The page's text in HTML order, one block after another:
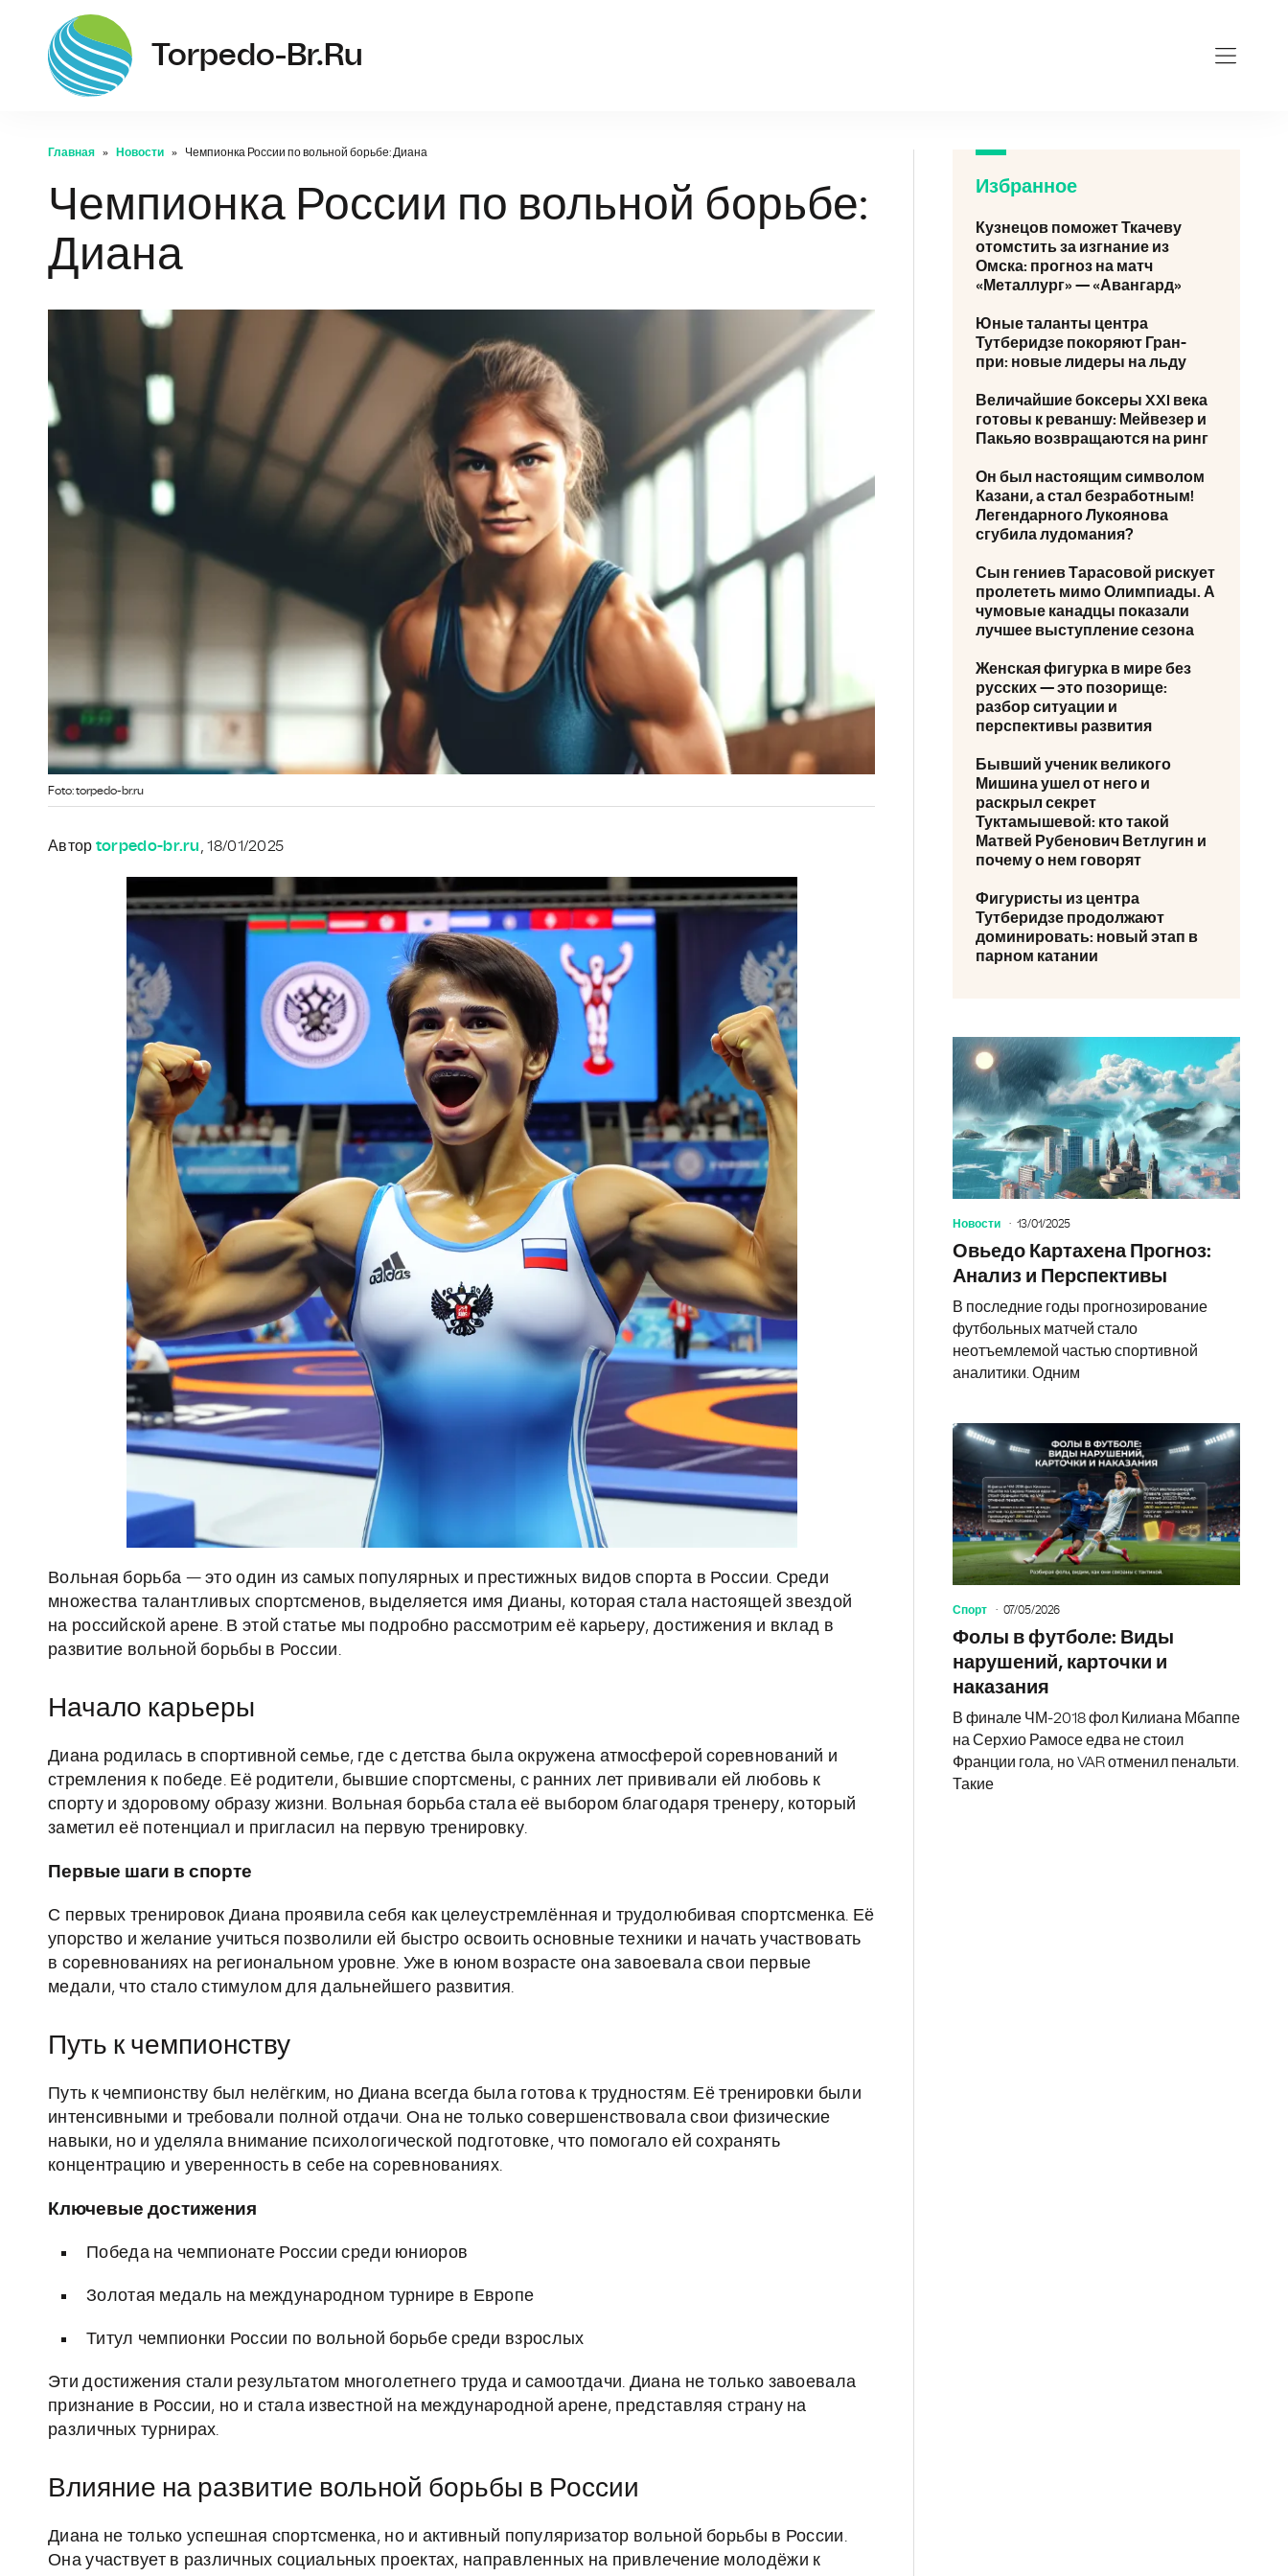
Torpedo-Br.ru
Главная Новости Чемпионка России по вольной борьбе: Диана
Чемпионка России по вольной борьбе:
Диана
Foto: torpedo-br.ru
Автор torpedo-br.ru, 18/01/2025
Вольная борьба — это один из самых популярных и престижных видов спорта в России. Среди
множества талантливых спортсменов, выделяется имя Дианы, которая стала настоящей звездой
на российской арене. В этой статье мы подробно рассмотрим её карьеру, достижения и вклад в
развитие вольной борьбы в России.
Начало карьеры
Диана родилась в спортивной семье, где с детства была окружена атмосферой соревнований и
стремления к победе. Её родители, бывшие спортсмены, с ранних лет прививали ей любовь к
спорту и здоровому образу жизни. Вольная борьба стала её выбором благодаря тренеру, который
заметил её потенциал и пригласил на первую тренировку.
Первые шаги в спорте
С первых тренировок Диана проявила себя как целеустремлённая и трудолюбивая спортсменка. Её
упорство и желание учиться позволили ей быстро освоить основные техники и начать участвовать
в соревнованиях на региональном уровне. Уже в юном возрасте она завоевала свои первые
медали, что стало стимулом для дальнейшего развития.
Путь к чемпионству
Путь к чемпионству был нелёгким, но Диана всегда была готова к трудностям. Её тренировки были
интенсивными и требовали полной отдачи. Она не только совершенствовала свои физические
навыки, но и уделяла внимание психологической подготовке, что помогало ей сохранять
концентрацию и уверенность в себе на соревнованиях.
Ключевые достижения
Победа на чемпионате России среди юниоров
Золотая медаль на международном турнире в Европе
Титул чемпионки России по вольной борьбе среди взрослых
Эти достижения стали результатом многолетнего труда и самоотдачи. Диана не только завоевала
признание в России, но и стала известной на международной арене, представляя страну на
различных турнирах.
Влияние на развитие вольной борьбы в России
Диана не только успешная спортсменка, но и активный популяризатор вольной борьбы в России.
Она участвует в различных социальных проектах, направленных на привлечение молодёжи к
Избранное
Кузнецов поможет Ткачеву
отомстить за изгнание из
Омска: прогноз на матч
«Металлург» — «Авангард»
Юные таланты центра
Тутберидзе покоряют Гран-
при: новые лидеры на льду
Величайшие боксеры XXI века
готовы к реваншу: Мейвезер и
Пакьяо возвращаются на ринг
Он был настоящим символом
Казани, а стал безработным!
Легендарного Лукоянова
сгубила лудомания?
Сын гениев Тарасовой рискует
пролететь мимо Олимпиады. А
чумовые канадцы показали
лучшее выступление сезона
Женская фигурка в мире без
русских — это позорище:
разбор ситуации и
перспективы развития
Бывший ученик великого
Мишина ушел от него и
раскрыл секрет
Туктамышевой: кто такой
Матвей Рубенович Ветлугин и
почему о нем говорят
Фигуристы из центра
Тутберидзе продолжают
доминировать: новый этап в
парном катании
Новости 13/01/2025
Овьедо Картахена Прогноз:
Анализ и Перспективы
В последние годы прогнозирование
футбольных матчей стало
неотъемлемой частью спортивной
аналитики. Одним
Спорт 07/05/2026
Фолы в футболе: Виды
нарушений, карточки и
наказания
В финале ЧМ-2018 фол Килиана Мбаппе
на Серхио Рамосе едва не стоил
Франции гола, но VAR отменил пенальти.
Такие